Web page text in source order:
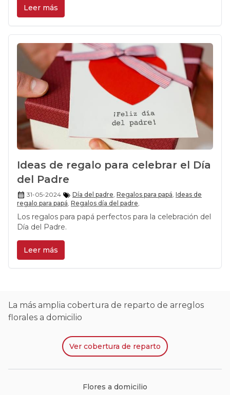
ofrecemos flores, sino también una variedad de
regalos únicos y especiales que harán de este Día del
Padre una ocasión imborrable.
Leer más
Ideas de regalo para celebrar el Día
del Padre
31-05-2024 Día del padre, Regalos para papá, Ideas de
regalo para papá Regalos día del padre
Los regalos para papá perfectos para la celebración del
Día del Padre.
Leer más
La más amplia cobertura de reparto de arreglos
florales a domicilio
Ver cobertura de reparto
Flores a domicilio